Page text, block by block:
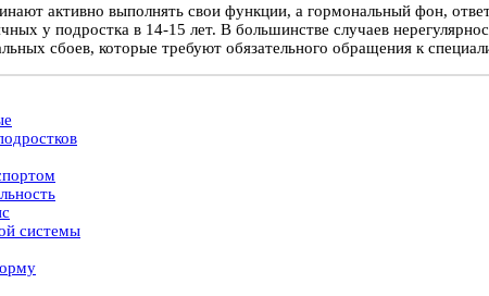
активно выполнять свои функции, а гормональный фон,
у подростка в 14-15 лет. В большинстве случаев
сбоев, которые требуют обязательного обращения к
системы